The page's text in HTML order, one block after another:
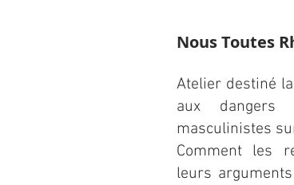
Nous Toutes
Atelier destiné
aux dangers
masculinistes
Comment les
leurs